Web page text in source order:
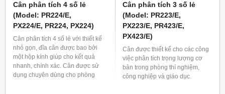
Cân phân tích 4 số lẻ
(Model: PR224/E,
PX224/E, PR224, PX224)
Cân phân tích 4 số lẻ với thiết kế
nhỏ gọn, đĩa cân được bao bởi
một hộp kính giúp cho kết quả
nhanh, chính xác. Cân được sử
dụng chuyên dùng cho phòng
Cân phân tích 3 số lẻ
(Model: PR223/E,
PX223/E, PR423/E,
PX423/E)
Cân được thiết kế cho các công
việc phân tích trọng lượng cơ
bản trong phòng thí nghiệm,
công nghiệp và giáo dục.